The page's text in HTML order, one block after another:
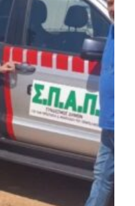
για τη
χελώνες